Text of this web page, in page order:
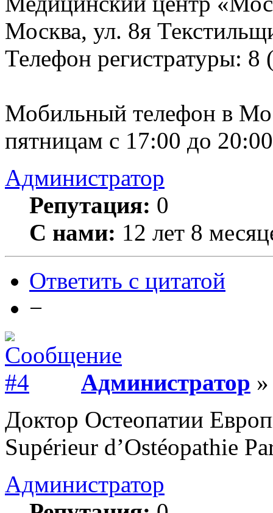
Москва, ул. 8я
Телефон регистратуры: 8
Мобильный телефон в
пятницам с 17:00 до
Администратор
Репутация: 0
С нами: 12 лет 8
Ответить с цитатой
−
Администратор
Доктор Остеопатии
Supérieur d’Ostéopathie
Администратор